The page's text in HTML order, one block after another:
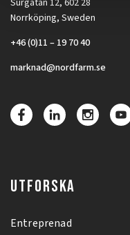
Norrköping, Sweden
+46 (0)11 – 19 70 40
marknad@nordfarm.se
UTFORSKA
Entreprenad